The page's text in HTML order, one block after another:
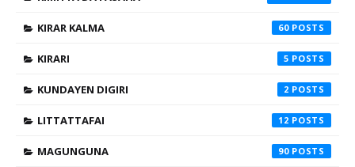
KIRAR KALMA 60
KIRARI 5
KUNDAYEN DIGIRI 2
LITTATTAFAI 12
MAGUNGUNA 90